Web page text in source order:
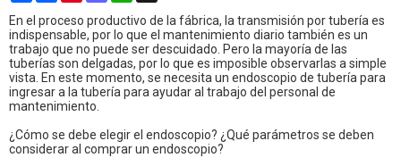
En el proceso productivo de la fábrica, la transmisión por tubería es
indispensable, por lo que el mantenimiento diario también es un
trabajo que no puede ser descuidado. Pero la mayoría de las
tuberías son delgadas, por lo que es imposible observarlas a simple
vista. En este momento, se necesita un endoscopio de tubería para
ingresar a la tubería para ayudar al trabajo del personal de
mantenimiento.
¿Cómo se debe elegir el endoscopio? ¿Qué parámetros se deben
considerar al comprar un endoscopio?